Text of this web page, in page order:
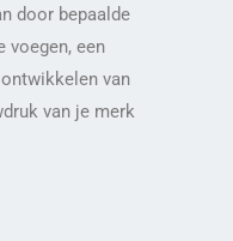
door bepaalde
voegen, een
van
van je merk